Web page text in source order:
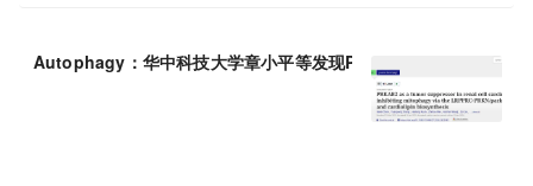
Autophagy：华中科技大学章小平等发现PRKAB2作为肾细胞癌